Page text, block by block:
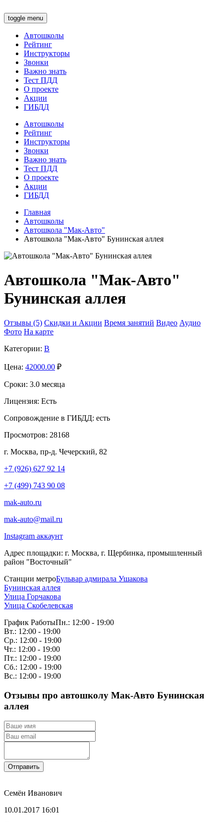
toggle menu
Автошколы
Рейтинг
Инструкторы
Звонки
Важно знать
Тест ПДД
О проекте
Акции
ГИБДД
Автошколы
Рейтинг
Инструкторы
Звонки
Важно знать
Тест ПДД
О проекте
Акции
ГИБДД
Главная
Автошколы
Автошкола "Мак-Авто"
Автошкола "Мак-Авто" Бунинская аллея
Автошкола "Мак-Авто"
Бунинская аллея
Отзывы (5) Скидки и Акции Время занятий Видео Аудио
Фото На карте
Категории: B
Цена: 42000.00 ₽
Сроки: 3.0 месяца
Лицензия: Есть
Сопровождение в ГИБДД: есть
Просмотров: 28168
г. Москва, пр-д. Чечерский, 82
+7 (926) 627 92 14
+7 (499) 743 90 08
mak-auto.ru
mak-auto@mail.ru
Instagram аккаунт
Адрес площадки: г. Москва, г. Щербинка, промышленный
район "Восточный"
Станции метроБульвар адмирала Ушакова
Бунинская аллея
Улица Горчакова
Улица Скобелевская
График РаботыПн.: 12:00 - 19:00
Вт.: 12:00 - 19:00
Ср.: 12:00 - 19:00
Чт.: 12:00 - 19:00
Пт.: 12:00 - 19:00
Сб.: 12:00 - 19:00
Вс.: 12:00 - 19:00
Отзывы про автошколу Мак-Авто Бунинская
аллея
Отправить
Семён Иванович
10.01.2017 16:01